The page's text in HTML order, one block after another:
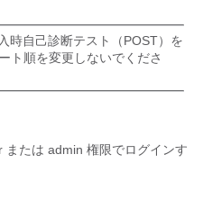
時自己診断テスト（POST）を
ト順を変更しないでくださ
または admin 権限でログインす